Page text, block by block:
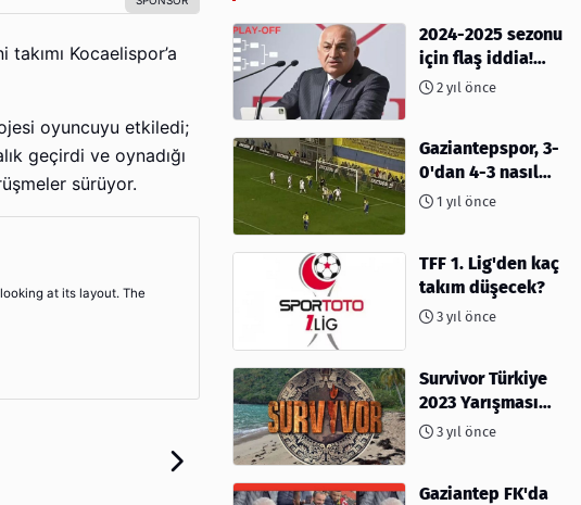
Kocaelispor’a
oyuncuyu etkiledi;
geçirdi ve oynadığı
sürüyor.
at its layout. The
2024-2025 sezonu
için flaş iddia!
Play-Off sistemi
2 yıl önce
Gaziantepspor, 3-
0'dan 4-3 nasıl
kaybetti?
1 yıl önce
TFF 1. Lig'den kaç
takım düşecek?
3 yıl önce
Survivor Türkiye
2023 Yarışması
İçin Geri Sayım
3 yıl önce
Gaziantep FK'da